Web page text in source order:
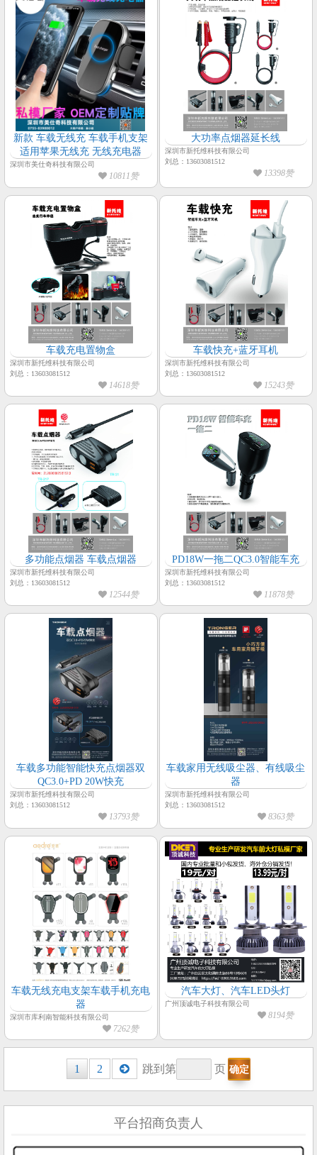
新款 车载无线充 车载手机支架
适用苹果无线充 无线充电器
深圳市美仕奇科技有限公司
10811赞
大功率点烟器延长线
深圳市新托维科技有限公司
刘总：13603081512
13398赞
车载充电置物盒
深圳市新托维科技有限公司
刘总：13603081512
14618赞
车载快充+蓝牙耳机
深圳市新托维科技有限公司
刘总：13603081512
15243赞
多功能点烟器 车载点烟器
深圳市新托维科技有限公司
刘总：13603081512
12544赞
PD18W一拖二QC3.0智能车充
深圳市新托维科技有限公司
刘总：13603081512
11878赞
车载多功能智能快充点烟器双
QC3.0+PD 20W快充
深圳市新托维科技有限公司
刘总：13603081512
13793赞
车载家用无线吸尘器、有线吸尘
器
深圳市新托维科技有限公司
刘总：13603081512
8363赞
车载无线充电支架车载手机充电
器
深圳市库利南智能科技有限公司
7262赞
汽车大灯、汽车LED头灯
广州顶诚电子科技有限公司
8194赞
1 2 跳到第 页
平台招商负责人